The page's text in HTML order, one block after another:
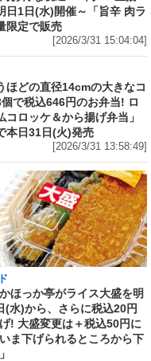
日1日(水)開催～「旨辛 肉ラ
限定で販売
[2026/3/31 15:04:04]
ほどの直径14cmの大きなコ
で税込646円のお弁当! ロ
コロッケ＆から揚げ弁当」
本日31日(火)発売
[2026/3/31 13:58:49]
ほっか亭がライス大盛を明
(水)から、さらに税込20円
! 大盛変更は＋税込50円に
ま下げられるところから下